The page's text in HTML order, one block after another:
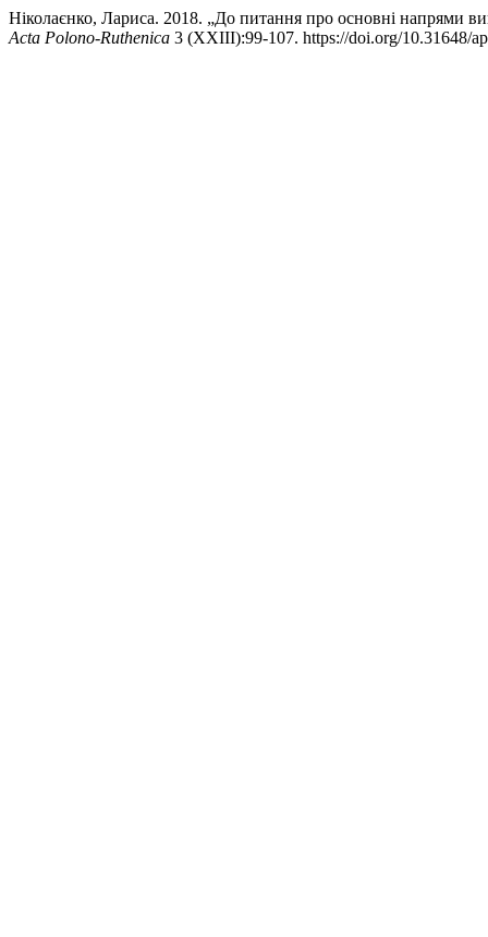
Ніколаєнко, Лариса. 2018. „До питання про основні напрями
Acta Polono-Ruthenica 3 (XXIII):99-107. https://doi.org/10.31648/